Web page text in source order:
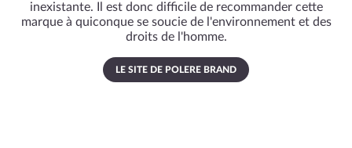
inexistante. Il est donc difficile de recommander cette
marque à quiconque se soucie de l'environnement et des
droits de l'homme.
LE SITE DE POLERE BRAND